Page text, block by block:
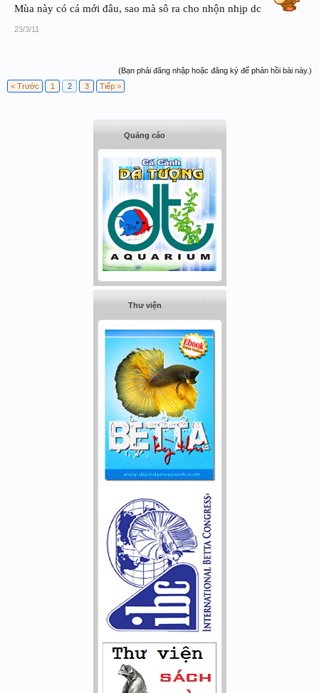
Mùa này có cá mới đâu, sao mà sô ra cho nhộn nhịp dc
23/3/11
(Bạn phải đăng nhập hoặc đăng ký để phản hồi bài này.)
< Trước
1 2 3 Tiếp >
Quảng cáo
Thư viện